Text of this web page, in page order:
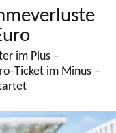
im Plus –
Ticket im Minus –